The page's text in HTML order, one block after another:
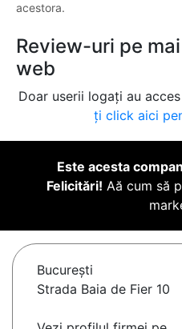
acestora.
Review-uri pe
web
Doar userii logați au
ți click aici
Este acesta
Felicitări! Aă cum să
Bucureşti
Strada Baia de Fier 10